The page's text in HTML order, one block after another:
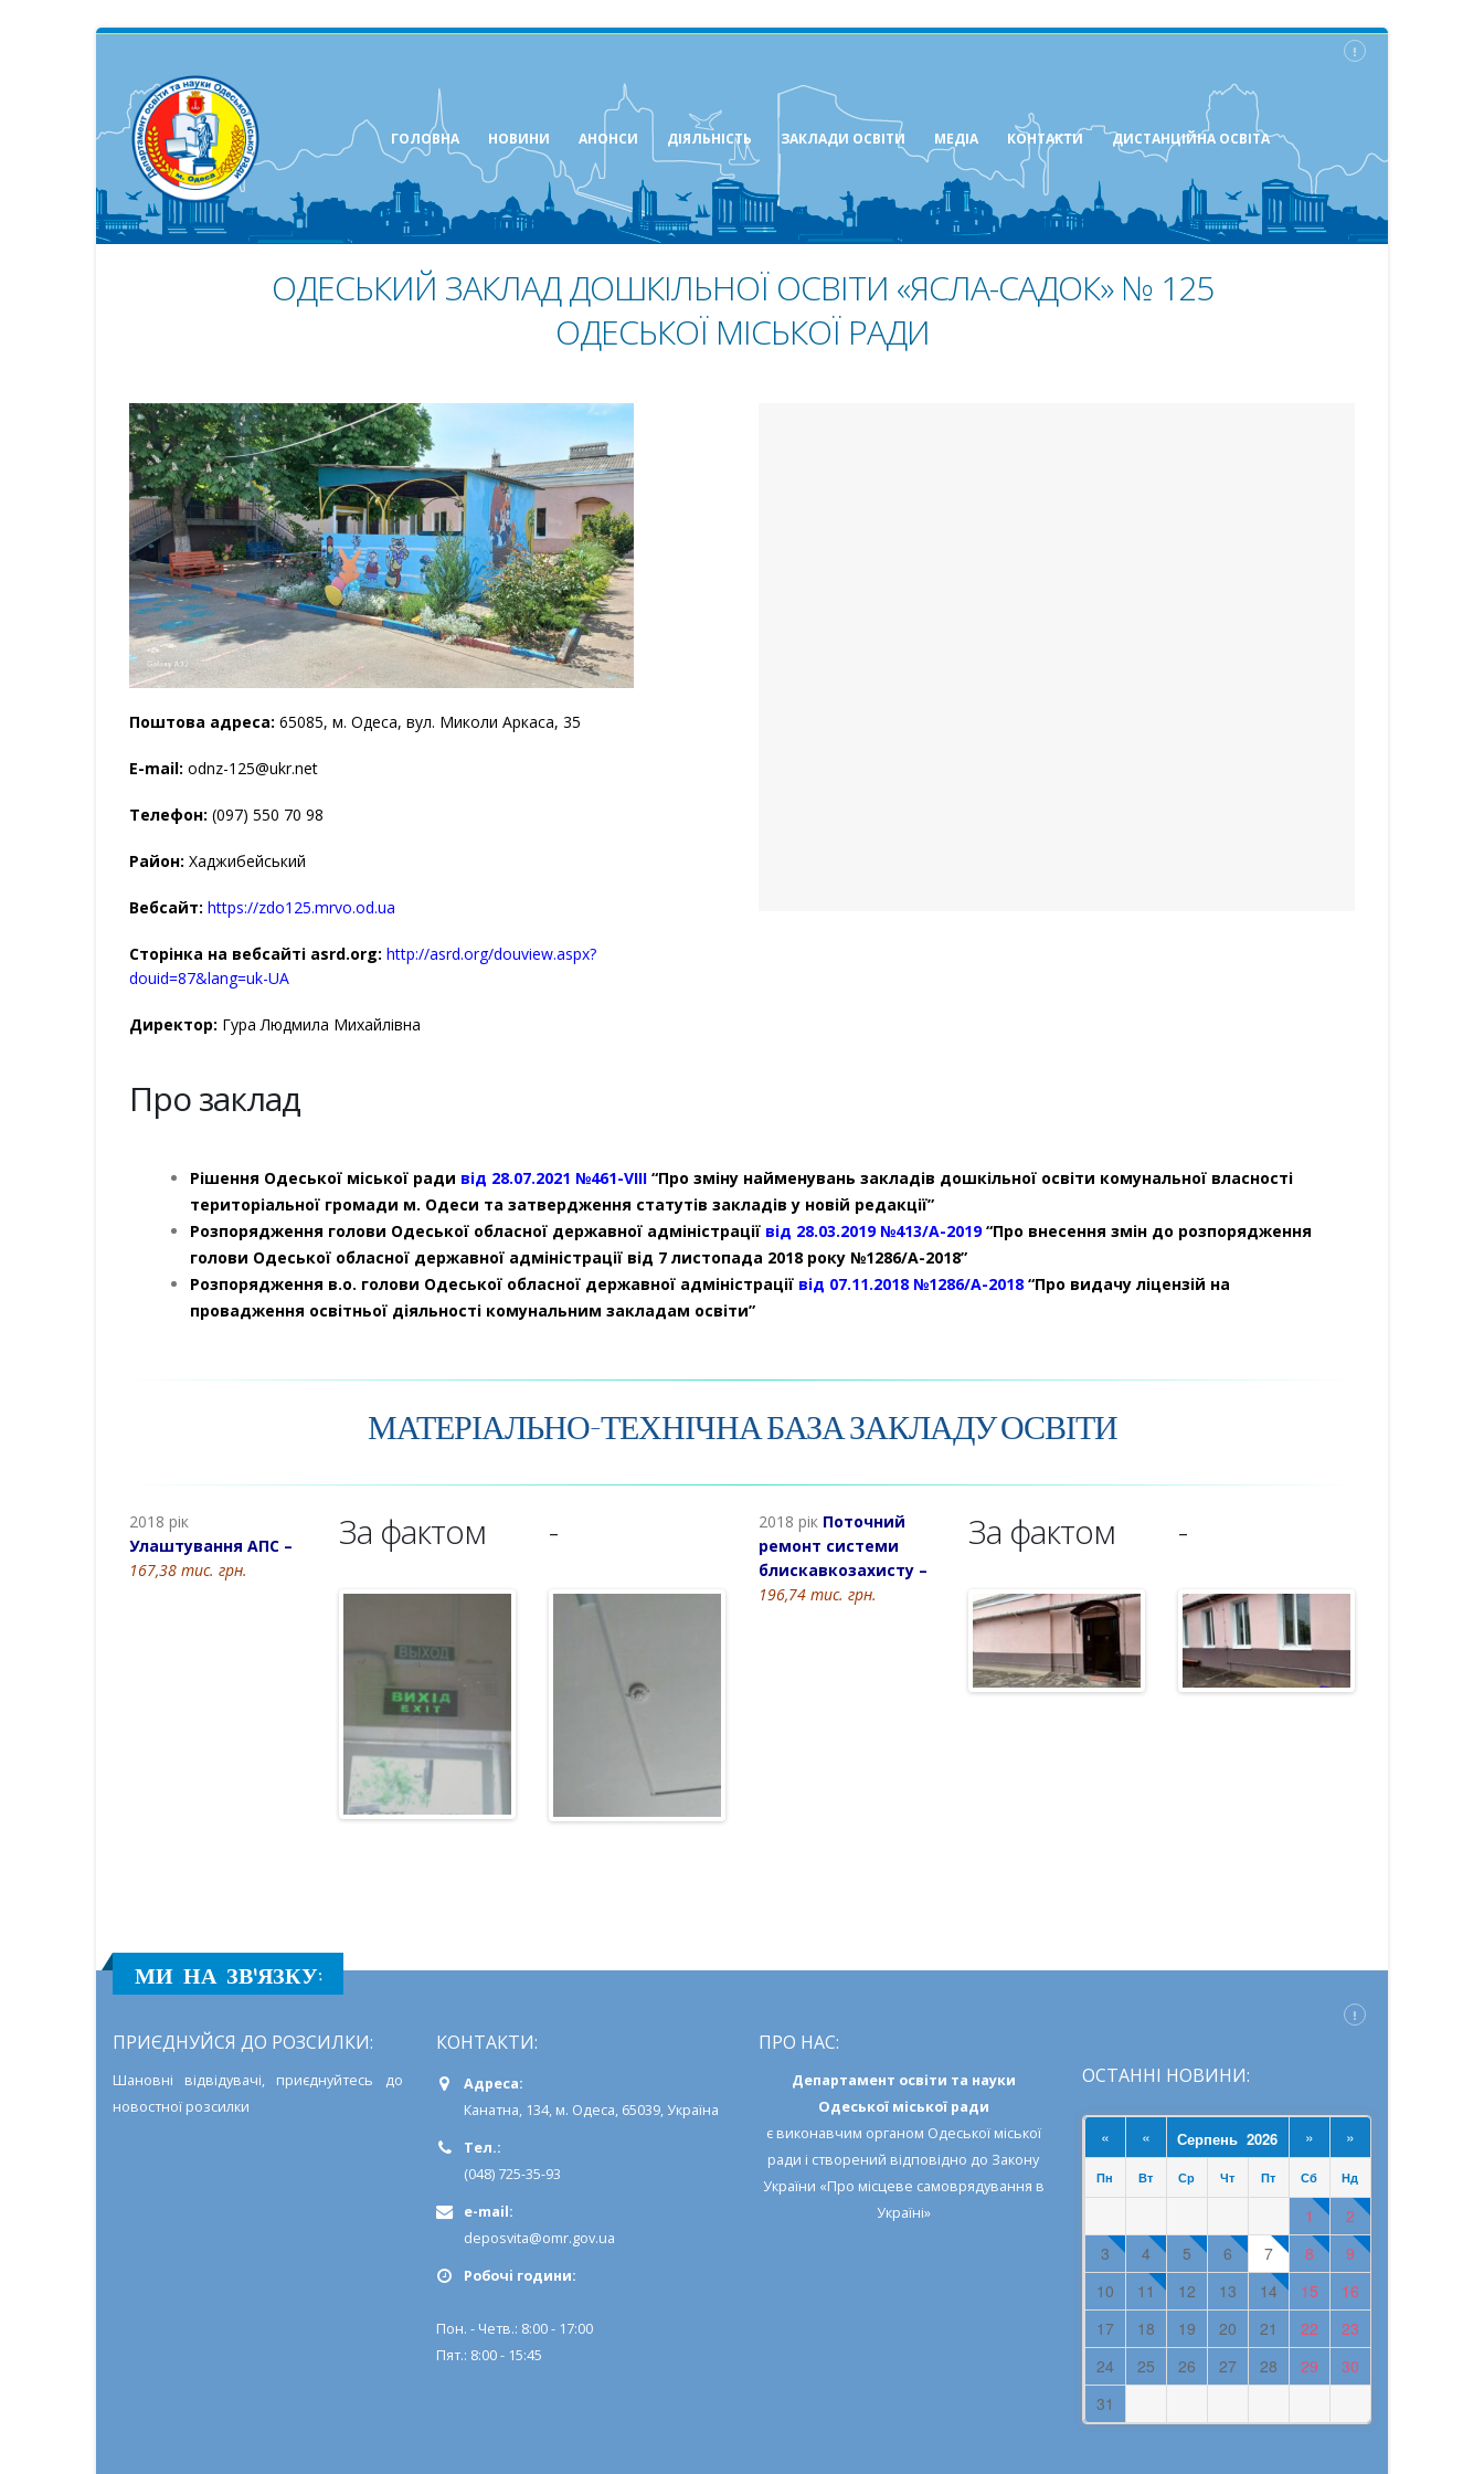
ГОЛОВНА НОВИНИ АНОНСИ ДІЯЛЬНІСТЬ ЗАКЛАДИ ОСВІТИ МЕДІА КОНТАКТИ ДИСТАНЦІЙНА ОСВІТА
ОДЕСЬКИЙ ЗАКЛАД ДОШКІЛЬНОЇ ОСВІТИ «ЯСЛА-САДОК» № 125
ОДЕСЬКОЇ МІСЬКОЇ РАДИ
Поштова адреса: 65085, м. Одеса, вул. Миколи Аркаса, 35
Е-mail: odnz-125@ukr.net
Телефон: (097) 550 70 98
Район: Хаджибейський
Вебсайт: https://zdo125.mrvo.od.ua
Сторінка на вебсайті asrd.org: http://asrd.org/douview.aspx?
douid=87&lang=uk-UA
Директор: Гура Людмила Михайлівна
Про заклад
Рішення Одеської міської ради від 28.07.2021 №461-VIII “Про зміну найменувань закладів дошкільної освіти комунальної власності
територіальної громади м. Одеси та затвердження статутів закладів у новій редакції”
Розпорядження голови Одеської обласної державної адміністрації від 28.03.2019 №413/А-2019“Про внесення змін до розпорядження
голови Одеської обласної державної адміністрації від 7 листопада 2018 року №1286/А-2018”
Розпорядження в.о. голови Одеської обласної державної адміністрації від 07.11.2018 №1286/А-2018 “Про видачу ліцензій на
провадження освітньої діяльності комунальним закладам освіти”
МАТЕРІАЛЬНО-ТЕХНІЧНА БАЗА ЗАКЛАДУ ОСВІТИ
2018 рік
Улаштування АПС –
167,38 тис. грн.
За фактом - 2018 рік Поточний
ремонт системи
блискавкозахисту –
196,74 тис. грн.
За фактом -
МИ НА ЗВ'ЯЗКУ:
ПРИЄДНУЙСЯ ДО РОЗСИЛКИ:
Шановні відвідувачі, приєднуйтесь до
новостної розсилки
КОНТАКТИ:
Адреса:
Канатна, 134, м. Одеса, 65039, Україна
Тел.:
(048) 725-35-93
e-mail:
deposvita@omr.gov.ua
Робочi години:
Пон. - Четв.: 8:00 - 17:00
Пят.: 8:00 - 15:45
ПРО НАС:
Департамент освіти та науки
Одеської міської ради
є виконавчим органом Одеської міської
ради і створений відповідно до Закону
України «Про місцеве самоврядування в
Україні»
ОСТАННІ НОВИНИ:
« « Серпень 2026 » »
Пн Вт Ср Чт Пт Сб Нд
1
2
3
4 5 6 7 8
9
10
11 12 13 14 15
16
17
18 19 20 21 22
23
24
25 26 27 28 29
30
31